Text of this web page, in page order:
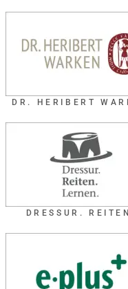
DR. HERIBERT
DRESSUR.